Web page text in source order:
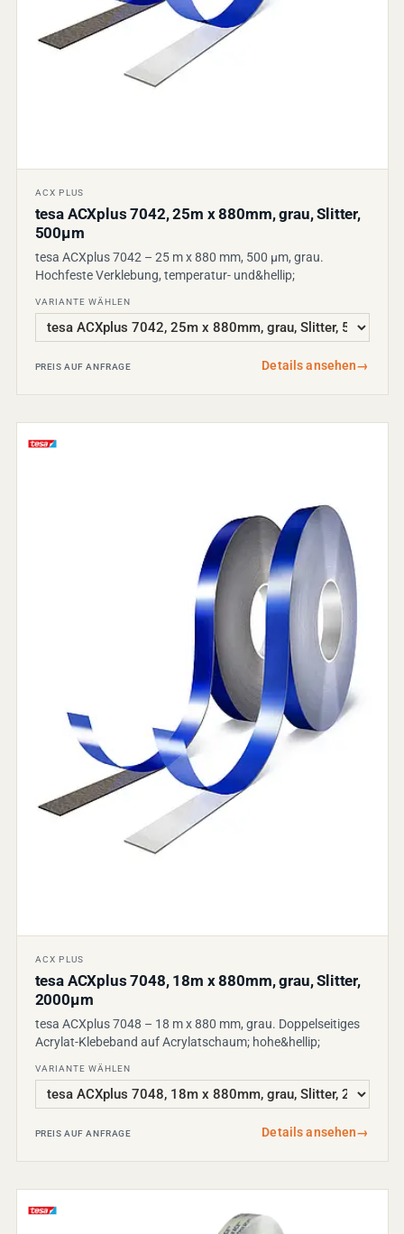
ACX PLUS
tesa ACXplus 7042, 25m x 880mm, grau, Slitter,
500µm
tesa ACXplus 7042 – 25 m x 880 mm, 500 µm, grau.
Hochfeste Verklebung, temperatur- und&hellip;
VARIANTE WÄHLEN
PREIS AUF ANFRAGE Details ansehen→
ACX PLUS
tesa ACXplus 7048, 18m x 880mm, grau, Slitter,
2000µm
tesa ACXplus 7048 – 18 m x 880 mm, grau. Doppelseitiges
Acrylat-Klebeband auf Acrylatschaum; hohe&hellip;
VARIANTE WÄHLEN
PREIS AUF ANFRAGE Details ansehen→